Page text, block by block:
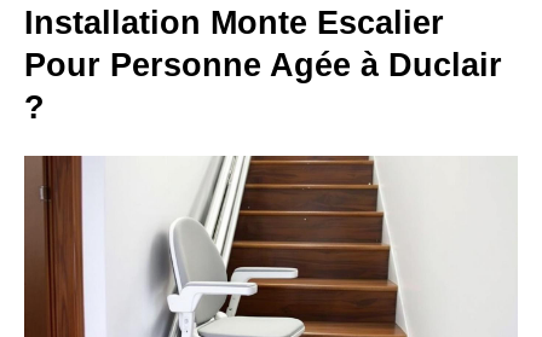
Installation Monte Escalier
Pour Personne Agée à Duclair
?